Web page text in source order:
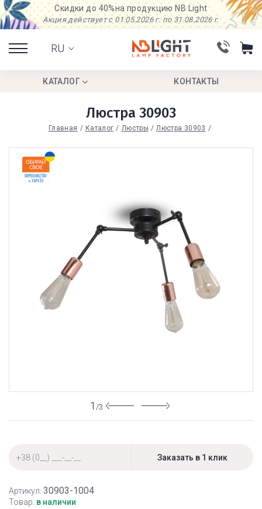
Скидки до 40%на продукцию NB Light
Акция действует с 01.05.2026 г. по 31.08.2026 г.
RU
КАТАЛОГ КОНТАКТЫ
Люстра 30903
Главная Каталог Люстры Люстра 30903
1 /3
Артикул: 30903-1004
Товар: в наличии